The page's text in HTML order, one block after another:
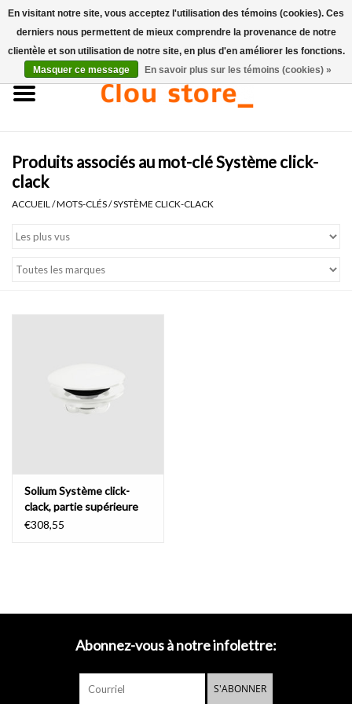
Accueil
Ensembles de lave-mains
Lave-mains
pièce de rechange
Marques
Produits associés au mot-clé Système click-
clack
ACCUEIL /MOTS-CLÉS/SYSTÈME CLICK-CLACK
Solium Système click-
clack, partie supérieure
pour baignoires Solium et
€308,55
Abonnez-vous à notre infolettre:
S'ABONNER
En visitant notre site, vous acceptez l'utilisation des témoins (cookies). Ces
derniers nous permettent de mieux comprendre la provenance de notre
clientèle et son utilisation de notre site, en plus d'en améliorer les fonctions.
Masquer ce message
En savoir plus sur les témoins (cookies) »